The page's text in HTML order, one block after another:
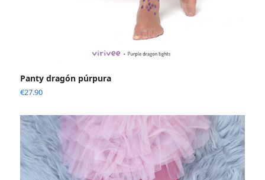
Panty dragón púrpura
€27.90